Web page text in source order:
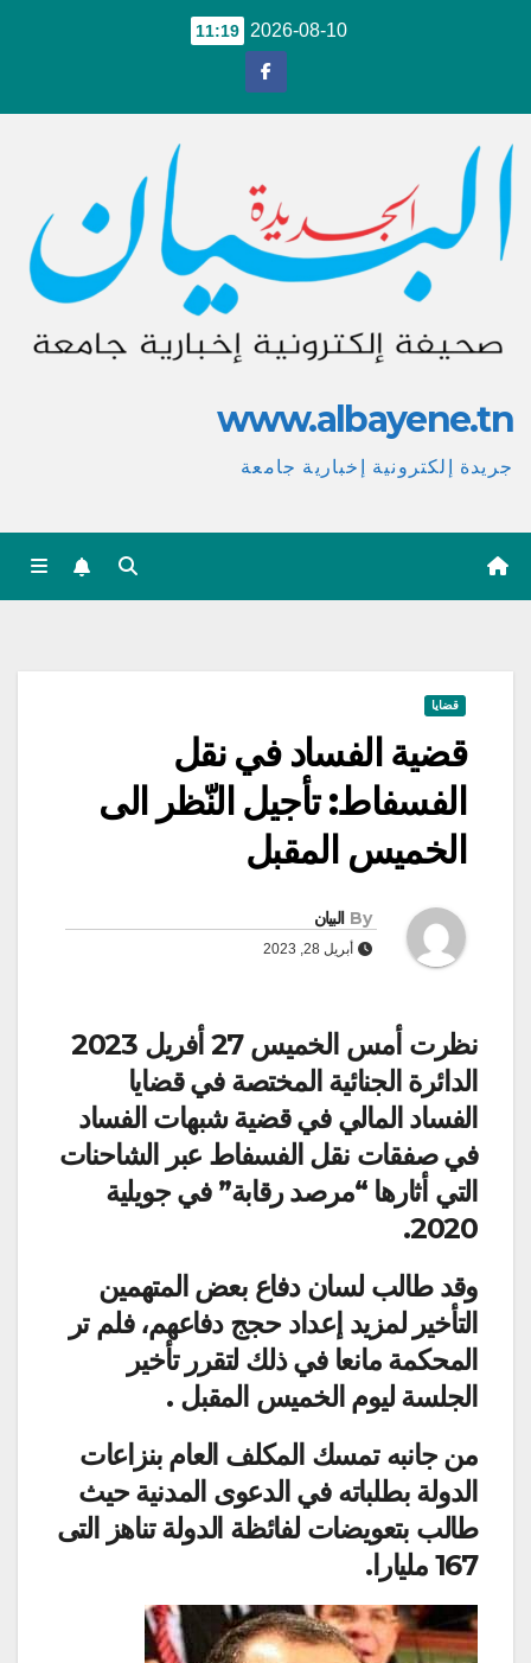
2026-08-10
11:19
www.albayene.tn
جريدة إلكترونية إخبارية جامعة
قضايا
قضية الفساد في نقل
الفسفاط: تأجيل النّظر الى
الخميس المقبل
By البيان
أبريل 28, 2023
نظرت أمس الخميس 27 أفريل 2023
الدائرة الجنائية المختصة في قضايا
الفساد المالي في قضية شبهات الفساد
في صفقات نقل الفسفاط عبر الشاحنات
التي أثارها “مرصد رقابة” في جويلية
2020.
وقد طالب لسان دفاع بعض المتهمين
التأخير لمزيد إعداد حجج دفاعهم، فلم تر
المحكمة مانعا في ذلك لتقرر تأخير
الجلسة ليوم الخميس المقبل .
من جانبه تمسك المكلف العام بنزاعات
الدولة بطلباته في الدعوى المدنية حيث
طالب بتعويضات لفائظة الدولة تناهز التى
167 مليارا.